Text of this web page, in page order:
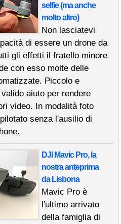
selfie (ma anche
molto altro)
Non lasciatevi
di essere un drone da
gli effetti il fratello minore
con esso molte delle
Piccolo e
aiuto per rendere
video. In modalità foto
senza l'ausilio di
DJI Mavic Pro, la
nostra anteprima
da Lisbona
Mavic Pro è
l'ultimo arrivato
della famiglia di